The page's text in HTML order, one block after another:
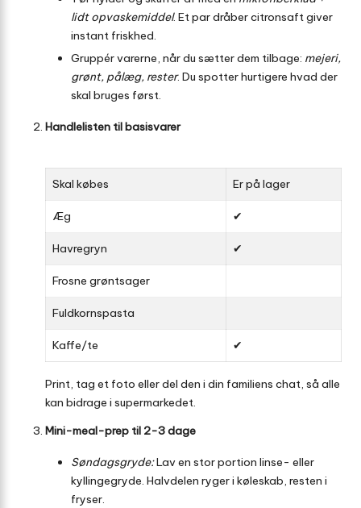
lidt opvaskemiddel. Et par dråber citronsaft giver
instant friskhed.
Gruppér varerne, når du sætter dem tilbage: mejeri,
grønt, pålæg, rester. Du spotter hurtigere hvad der
skal bruges først.
Handlelisten til basisvarer
Skal købes Er på lager
Æg ✔
Havregryn ✔
Frosne grøntsager
Fuldkornspasta
Kaffe/te ✔
Print, tag et foto eller del den i din familiens chat, så alle
kan bidrage i supermarkedet.
Mini-meal-prep til 2-3 dage
Søndagsgryde:Lav en stor portion linse- eller
kyllingegryde. Halvdelen ryger i køleskab, resten i
fryser.